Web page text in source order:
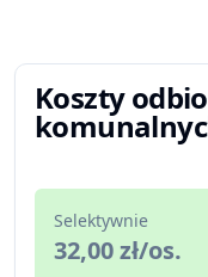
Koszty
Selektywnie
32,00 zł/os.